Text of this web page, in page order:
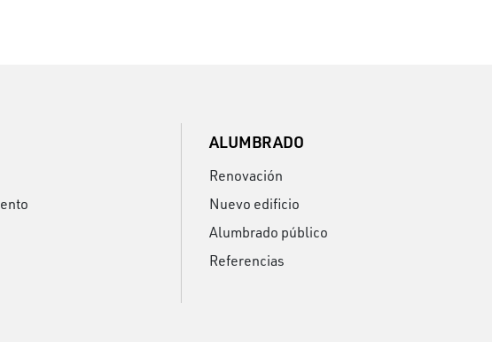
ALUMBRADO
Renovación
Nuevo edificio
Alumbrado público
Referencias